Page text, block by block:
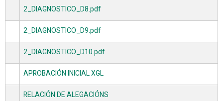
2_DIAGNOSTICO_D8.pdf
2_DIAGNOSTICO_D9.pdf
2_DIAGNOSTICO_D10.pdf
APROBACIÓN INICIAL XGL
RELACIÓN DE ALEGACIÓNS